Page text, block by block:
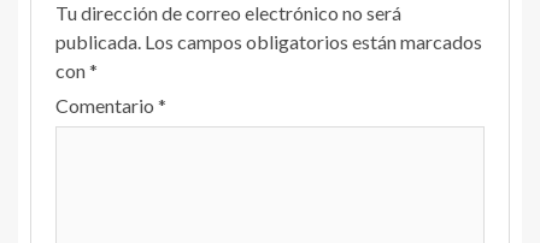
Tu dirección de correo electrónico no será
publicada. Los campos obligatorios están marcados
con*
Comentario *